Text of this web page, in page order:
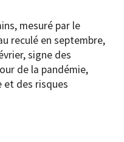
mesuré par le
reculé en septembre,
signe des
de la pandémie,
et des risques